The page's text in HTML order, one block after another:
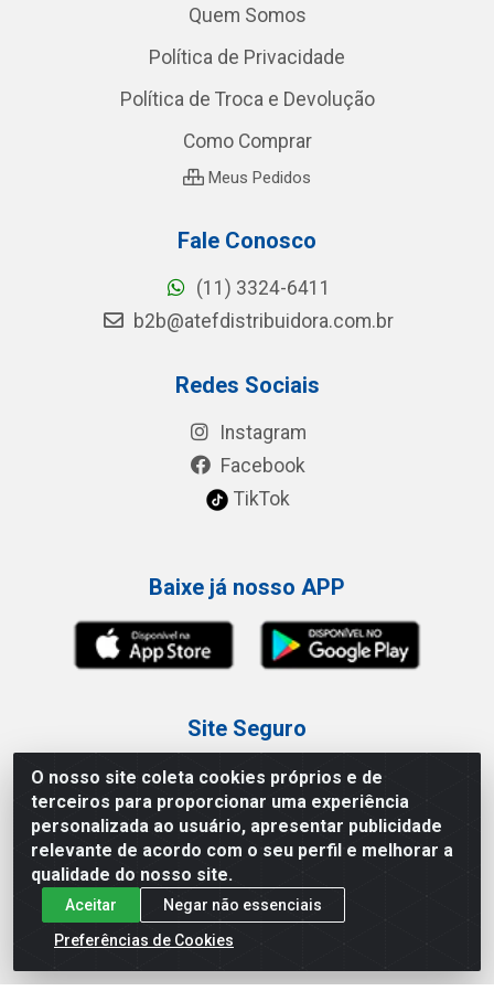
O nosso site coleta cookies próprios e de
terceiros para proporcionar uma experiência
personalizada ao usuário, apresentar publicidade
relevante de acordo com o seu perfil e melhorar a
qualidade do nosso site.
Aceitar
Negar não essenciais
Preferências de Cookies
Quem Somos
Política de Privacidade
Política de Troca e Devolução
Como Comprar
Meus Pedidos
Fale Conosco
(11) 3324-6411
b2b@atefdistribuidora.com.br
Redes Sociais
Instagram
Facebook
TikTok
Baixe já nosso APP
Site Seguro
Loja / Showroom
Tel.: (11) 3227-0546
Av Vautier, 587/597 - Pari - São Paulo/SP